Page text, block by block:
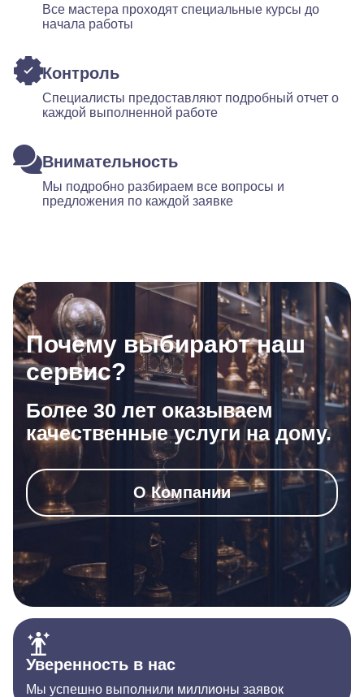
Все мастера проходят специальные курсы до
начала работы
Контроль
Специалисты предоставляют подробный отчет о
каждой выполненной работе
Внимательность
Мы подробно разбираем все вопросы и
предложения по каждой заявке
Почему выбирают наш
сервис?
Более 30 лет оказываем
качественные услуги на дому.
О Компании
Уверенность в нас
Мы успешно выполнили миллионы заявок